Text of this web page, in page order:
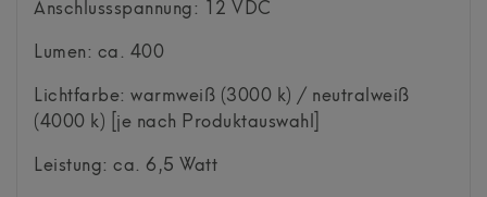
Anschlussspannung: 12 VDC
Lumen: ca. 400
Lichtfarbe: warmweiß (3000 k) / neutralweiß
(4000 k) [je nach Produktauswahl]
Leistung: ca. 6,5 Watt